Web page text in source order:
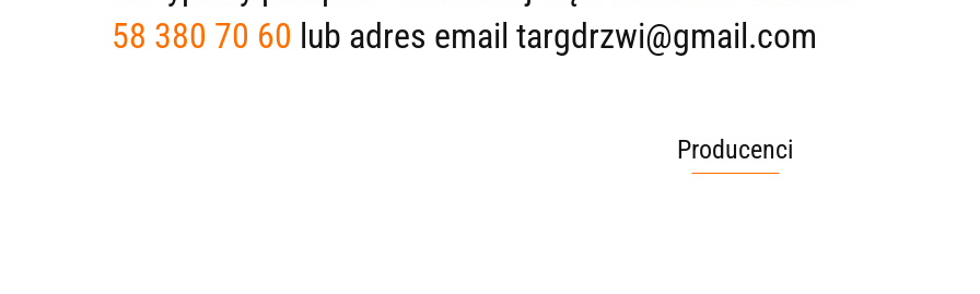
58 380 70 60 lub adres email targdrzwi@gmail.com
Producenci